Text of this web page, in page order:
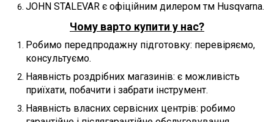
JOHN STALEVAR є офіційним дилером тм Husqvarna.
Чому варто купити у нас?
Робимо передпродажну підготовку: перевіряємо,
консультуємо.
Наявність роздрібних магазинів: є можливість
приїхати, побачити і забрати інструмент.
Наявність власних сервісних центрів: робимо